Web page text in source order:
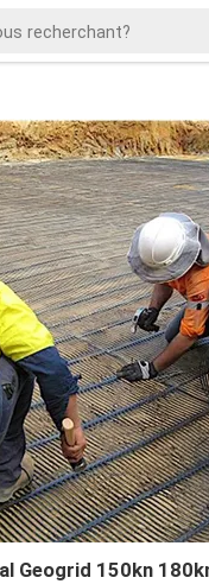
Geogrid 150kn